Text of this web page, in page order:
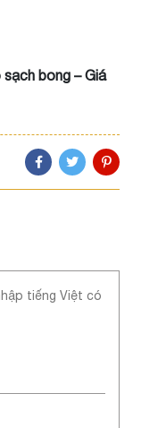
bong – Giá